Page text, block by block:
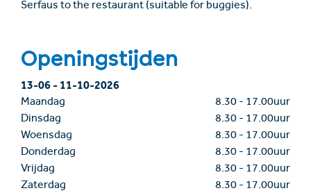
Serfaus to the restaurant (suitable for buggies).
Openingstijden
13-06-11-10-2026
Maandag 8.30 - 17.00uur
Dinsdag
8.30 - 17.00uur
Woensdag
8.30 - 17.00uur
Donderdag
8.30 - 17.00uur
Vrijdag
8.30 - 17.00uur
Zaterdag
8.30 - 17.00uur